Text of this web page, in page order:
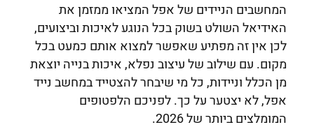
המחשבים הניידים של אפל המציאו ממזמן את
האידיאל השולט בשוק בכל הנוגע לאיכות וביצועים,
לכן אין זה מפתיע שאפשר למצוא אותם כמעט בכל
מקום. עם שילוב של עיצוב נפלא, איכות בנייה יוצאת
מן הכלל וניידות, כל מי שיבחר להצטייד במחשב נייד
אפל, לא יצטער על כך. לפניכם הלפטופים
המומלצים ביותר של 2026.